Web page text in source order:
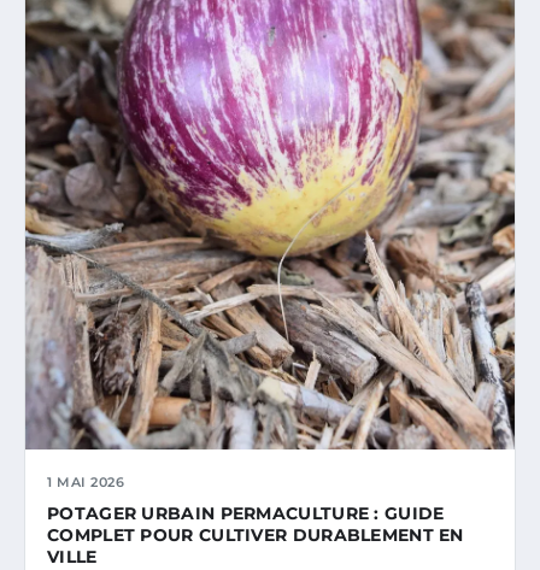
1 MAI 2026
POTAGER URBAIN PERMACULTURE : GUIDE
COMPLET POUR CULTIVER DURABLEMENT EN
VILLE